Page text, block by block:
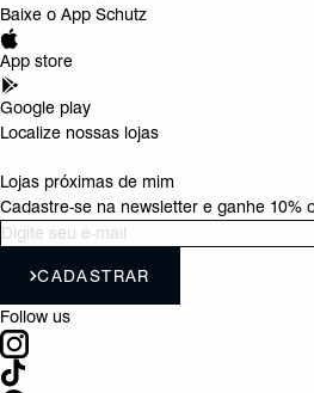
Baixe o App Schutz
App store
Google play
Localize nossas lojas
Lojas próximas de mim
Cadastre-se na newsletter e ganhe 10%
CADASTRAR
Follow us